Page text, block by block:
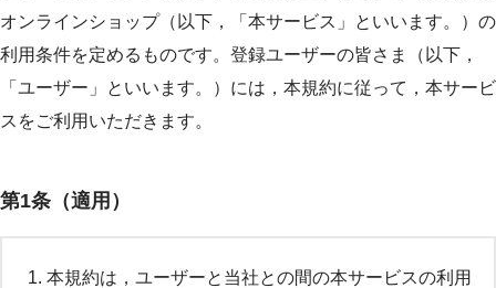
オンラインショップ（以下，「本サービス」といいます。）の
利用条件を定めるものです。登録ユーザーの皆さま（以下，
「ユーザー」といいます。）には，本規約に従って，本サービ
スをご利用いただきます。
第1条（適用）
本規約は，ユーザーと当社との間の本サービスの利用